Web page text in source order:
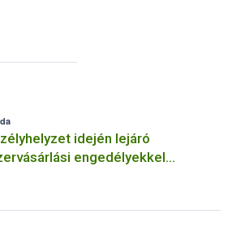
idején lejáró
engedélyekkel